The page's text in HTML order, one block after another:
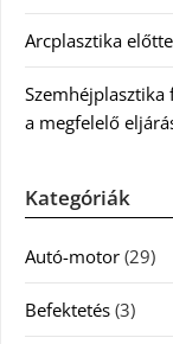
Arcplasztika
a megfelelő
Kategóriák
Autó-motor (29)
Befektetés (3)